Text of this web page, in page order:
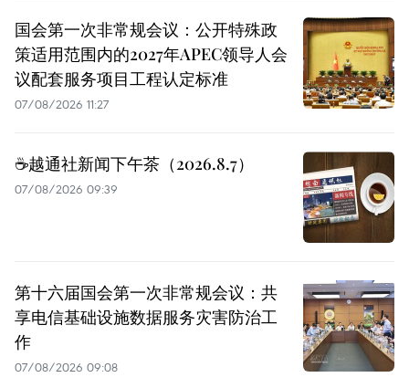
国会第一次非常规会议：公开特殊政
策适用范围内的2027年APEC领导人会
议配套服务项目工程认定标准
07/08/2026 11:27
☕️越通社新闻下午茶（2026.8.7）
07/08/2026 09:39
第十六届国会第一次非常规会议：共
享电信基础设施数据服务灾害防治工
作
07/08/2026 09:08